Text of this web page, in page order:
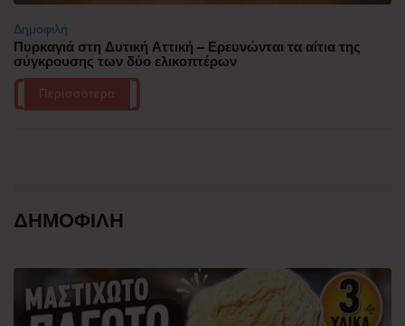
Δημοφιλή
Πυρκαγιά στη Δυτική Αττική – Ερευνώνται τα αίτια της
σύγκρουσης των δύο ελικοπτέρων
Περισσότερα
ΔΗΜΟΦΙΛΗ